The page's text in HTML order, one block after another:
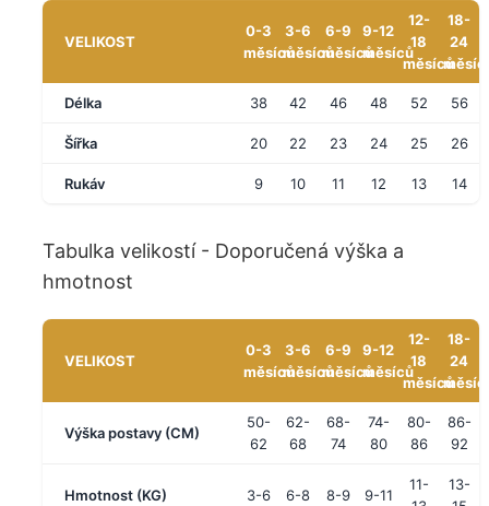
VELIKOST
0-3
měsíců
3-6
měsíců
6-9
měsíců
9-12
měsíců
12-
18
měsíců
18-
24
Délka 38 42 46 48 52 56
Šířka 20 22 23 24 25 26
Rukáv 9 10 11 12 13 14
Tabulka velikostí - Doporučená výška a
hmotnost
VELIKOST
0-3
měsíců
3-6
měsíců
6-9
měsíců
9-12
měsíců
12-
18
měsíců
18-
24
Výška postavy (CM)
50-
62
62-
68
68-
74
74-
80
80-
86
86-
92
Hmotnost (KG) 3-6 6-8 8-9 9-11
11-
13-